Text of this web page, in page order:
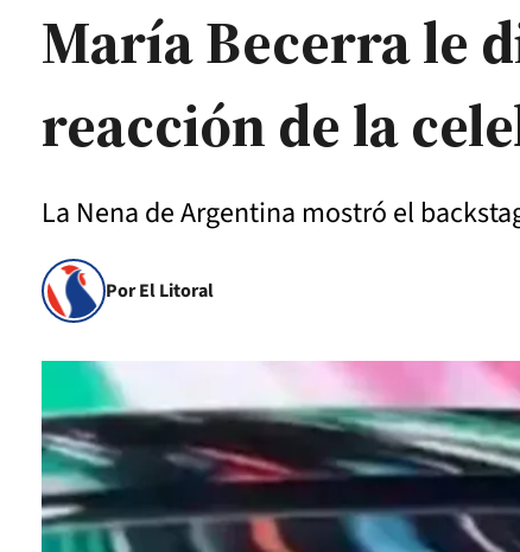
María Becerra le
reacción de la
La Nena de Argentina mostró el
Por El Litoral